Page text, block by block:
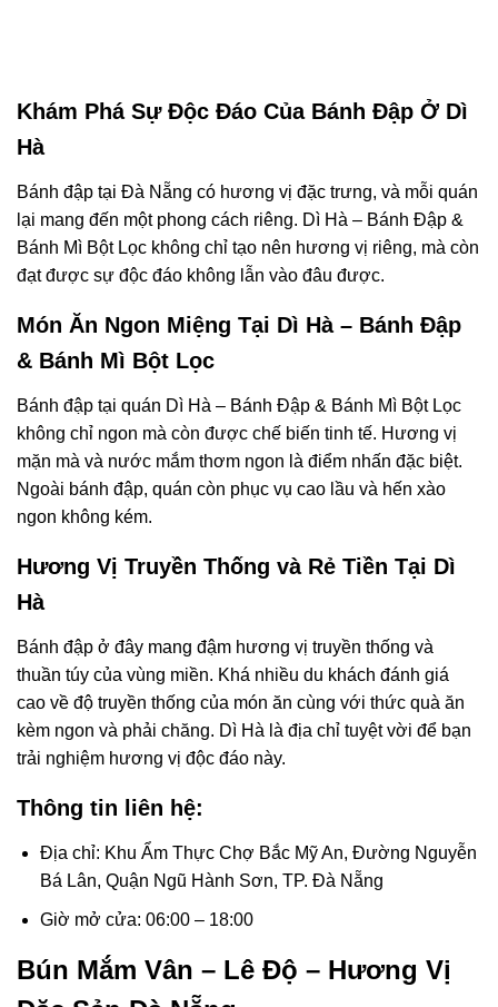
Khám Phá Sự Độc Đáo Của Bánh Đập Ở Dì
Hà
Bánh đập tại Đà Nẵng có hương vị đặc trưng, và mỗi quán
lại mang đến một phong cách riêng. Dì Hà – Bánh Đập &
Bánh Mì Bột Lọc không chỉ tạo nên hương vị riêng, mà còn
đạt được sự độc đáo không lẫn vào đâu được.
Món Ăn Ngon Miệng Tại Dì Hà – Bánh Đập
& Bánh Mì Bột Lọc
Bánh đập tại quán Dì Hà – Bánh Đập & Bánh Mì Bột Lọc
không chỉ ngon mà còn được chế biến tinh tế. Hương vị
mặn mà và nước mắm thơm ngon là điểm nhấn đặc biệt.
Ngoài bánh đập, quán còn phục vụ cao lầu và hến xào
ngon không kém.
Hương Vị Truyền Thống và Rẻ Tiền Tại Dì
Hà
Bánh đập ở đây mang đậm hương vị truyền thống và
thuần túy của vùng miền. Khá nhiều du khách đánh giá
cao về độ truyền thống của món ăn cùng với thức quà ăn
kèm ngon và phải chăng. Dì Hà là địa chỉ tuyệt vời để bạn
trải nghiệm hương vị độc đáo này.
Thông tin liên hệ:
Địa chỉ: Khu Ẩm Thực Chợ Bắc Mỹ An, Đường Nguyễn
Bá Lân, Quận Ngũ Hành Sơn, TP. Đà Nẵng
Giờ mở cửa: 06:00 – 18:00
Bún Mắm Vân – Lê Độ – Hương Vị